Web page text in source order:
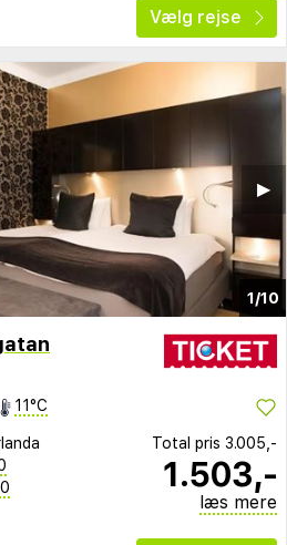
Vælg rejse
1/10
▶︎
11°C
Total pris 3.005,-
1.503,-
læs mere